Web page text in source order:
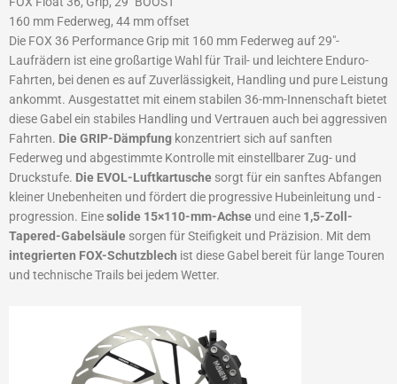
160 mm Federweg, 44 mm offset
Die FOX 36 Performance Grip mit 160 mm Federweg auf 29″-
Laufrädern ist eine großartige Wahl für Trail- und leichtere Enduro-
Fahrten, bei denen es auf Zuverlässigkeit, Handling und pure Leistung
ankommt. Ausgestattet mit einem stabilen 36-mm-Innenschaft bietet
diese Gabel ein stabiles Handling und Vertrauen auch bei aggressiven
Fahrten. Die GRIP-Dämpfung konzentriert sich auf sanften
Federweg und abgestimmte Kontrolle mit einstellbarer Zug- und
Druckstufe. Die EVOL-Luftkartusche sorgt für ein sanftes Abfangen
kleiner Unebenheiten und fördert die progressive Hubeinleitung und -
progression. Einesolide 15×110-mm-Achse und eine 1,5-Zoll-
Tapered-Gabelsäule sorgen für Steifigkeit und Präzision. Mit dem
integrierten FOX-Schutzblech ist diese Gabel bereit für lange Touren
und technische Trails bei jedem Wetter.